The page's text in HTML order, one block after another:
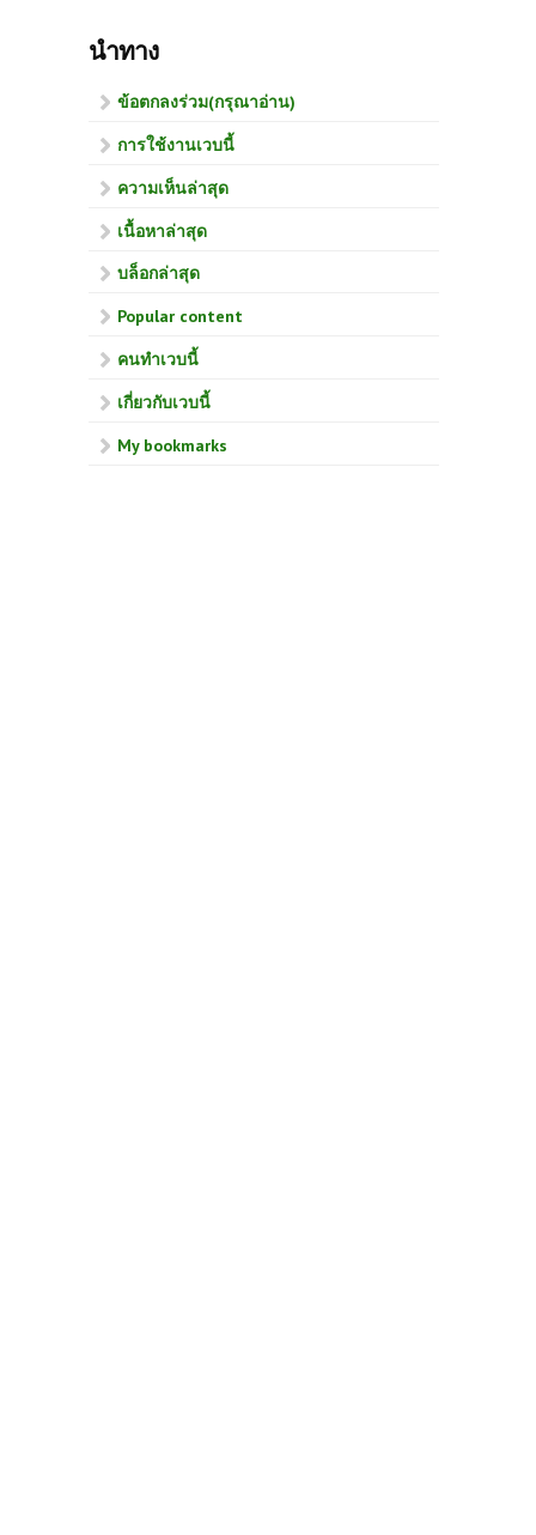
นำทาง
ข้อตกลงร่วม(กรุณาอ่าน)
การใช้งานเวบนี้
ความเห็นล่าสุด
เนื้อหาล่าสุด
บล็อกล่าสุด
Popular content
คนทำเวบนี้
เกี่ยวกับเวบนี้
My bookmarks